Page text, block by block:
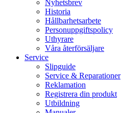
Nyhetsbrev
Historia
Hållbarhetsarbete
Personuppgiftspolicy
Uthyrare
Våra återförsäljare
Service
Slipguide
Service & Reparationer
Reklamation
Registrera din produkt
Utbildning